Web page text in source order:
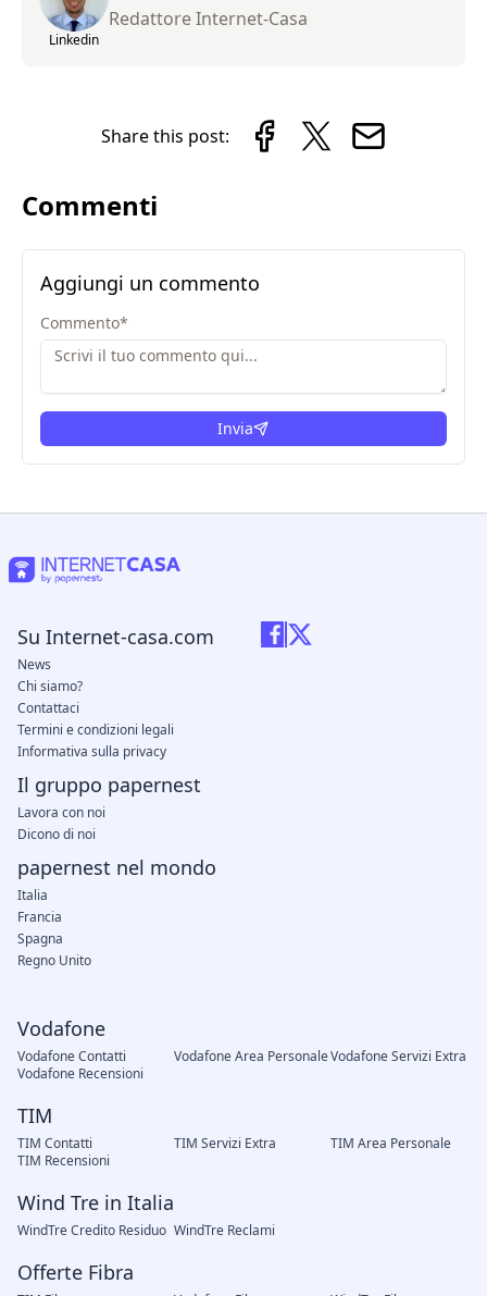
Linkedin
Redattore Internet-Casa
Share this post:
Commenti
Aggiungi un commento
Commento*
Invia
Vodafone
Vodafone Contatti Vodafone Area PersonaleVodafone Servizi Extra
Vodafone Recensioni
TIM
TIM Contatti TIM Servizi Extra
TIM Area Personale
TIM Recensioni
Wind Tre in Italia
WindTre Credito Residuo WindTre Reclami
Offerte Fibra
Su Internet-casa.com
News
Chi siamo?
Contattaci
Termini e condizioni legali
Informativa sulla privacy
Il gruppo papernest
Lavora con noi
Dicono di noi
papernest nel mondo
Italia
Francia
Spagna
Regno Unito